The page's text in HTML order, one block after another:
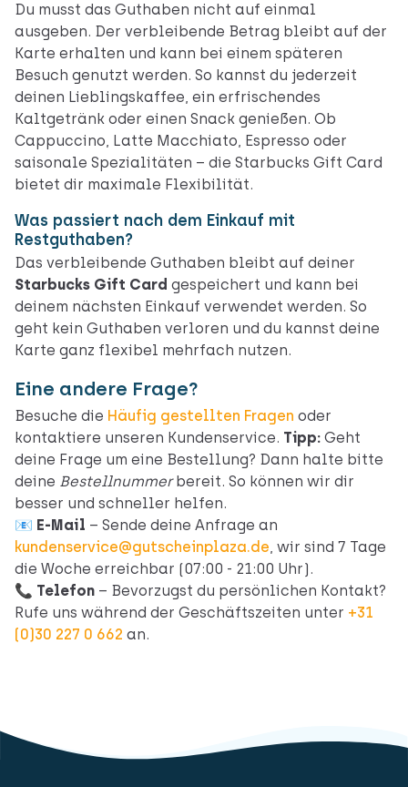
Du musst das Guthaben nicht auf einmal
ausgeben. Der verbleibende Betrag bleibt auf der
Karte erhalten und kann bei einem späteren
Besuch genutzt werden. So kannst du jederzeit
deinen Lieblingskaffee, ein erfrischendes
Kaltgetränk oder einen Snack genießen. Ob
Cappuccino, Latte Macchiato, Espresso oder
saisonale Spezialitäten – die Starbucks Gift Card
bietet dir maximale Flexibilität.
Was passiert nach dem Einkauf mit
Restguthaben?
Das verbleibende Guthaben bleibt auf deiner
Starbucks Gift Card gespeichert und kann bei
deinem nächsten Einkauf verwendet werden. So
geht kein Guthaben verloren und du kannst deine
Karte ganz flexibel mehrfach nutzen.
Eine andere Frage?
Besuche die Häufig gestellten Fragen oder
kontaktiere unseren Kundenservice. Tipp: Geht
deine Frage um eine Bestellung? Dann halte bitte
deine Bestellnummerbereit. So können wir dir
besser und schneller helfen.
📧 E-Mail – Sende deine Anfrage an
kundenservice@gutscheinplaza.de, wir sind 7 Tage
die Woche erreichbar (07:00 - 21:00 Uhr).
📞 Telefon – Bevorzugst du persönlichen Kontakt?
Rufe uns während der Geschäftszeiten unter +31
(0)30 227 0 662 an.